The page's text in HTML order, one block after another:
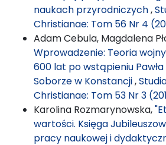
naukach przyrodniczych,
Christianae: Tom 56 Nr 4
Adam Cebula, Magdalena
Wprowadzenie: Teoria
600 lat po wstąpieniu
Soborze w Konstancji,
Christianae: Tom 53 Nr 3
Karolina Rozmarynowska,
wartości. Księga
pracy naukowej i